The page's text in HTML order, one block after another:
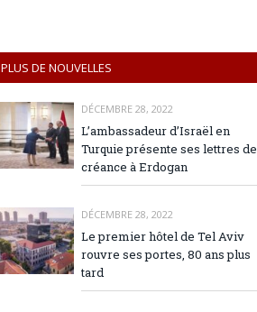
PLUS DE NOUVELLES
DÉCEMBRE 28, 2022
L’ambassadeur d’Israël en
Turquie présente ses lettres de
créance à Erdogan
DÉCEMBRE 28, 2022
Le premier hôtel de Tel Aviv
rouvre ses portes, 80 ans plus
tard